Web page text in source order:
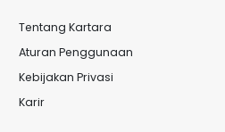
Tentang Kartara
Aturan Penggunaan
Kebijakan Privasi
Karir